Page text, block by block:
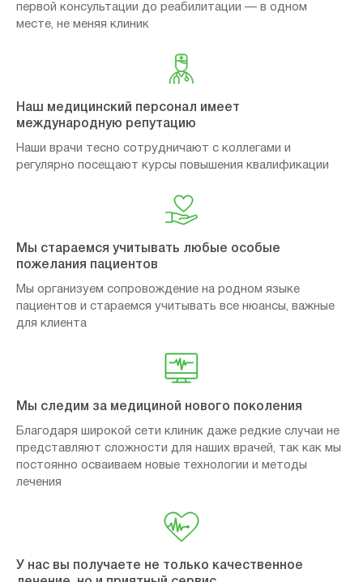
первой консультации до реабилитации — в одном
месте, не меняя клиник
Наш медицинский персонал имеет
международную репутацию
Наши врачи тесно сотрудничают с коллегами и
регулярно посещают курсы повышения квалификации
Мы стараемся учитывать любые особые
пожелания пациентов
Мы организуем сопровождение на родном языке
пациентов и стараемся учитывать все нюансы, важные
для клиента
Мы следим за медициной нового поколения
Благодаря широкой сети клиник даже редкие случаи не
представляют сложности для наших врачей, так как мы
постоянно осваиваем новые технологии и методы
лечения
У нас вы получаете не только качественное